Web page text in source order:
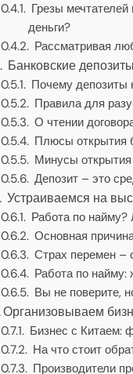
Грезы
деньги?
Рассматривая
Банковские
Почему депозиты
Правила для
О чтении
Плюсы открытия
Минусы открытия
Депозит – это
Устраиваемся на
Работа по найму?
Основная
Страх перемен –
Работа по найму:
Вы не поверите,
Организовываем
Бизнес с Китаем:
На что стоит
Производители